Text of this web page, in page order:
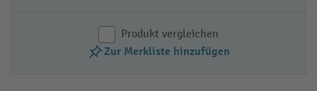
Produkt vergleichen
Zur Merkliste hinzufügen